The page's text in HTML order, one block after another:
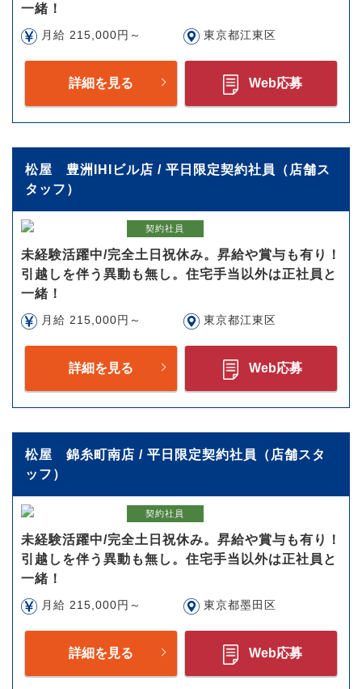
一緒！
月給 215,000円～ 東京都江東区
詳細を見る Web応募
松屋 豊洲IHIビル店 / 平日限定契約社員（店舗ス
タッフ）
契約社員
未経験活躍中/完全土日祝休み。昇給や賞与も有り！
引越しを伴う異動も無し。住宅手当以外は正社員と
一緒！
月給 215,000円～ 東京都江東区
詳細を見る Web応募
松屋 錦糸町南店 / 平日限定契約社員（店舗スタ
ッフ）
契約社員
未経験活躍中/完全土日祝休み。昇給や賞与も有り！
引越しを伴う異動も無し。住宅手当以外は正社員と
一緒！
月給 215,000円～ 東京都墨田区
詳細を見る Web応募